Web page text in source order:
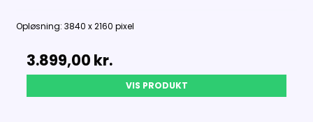
Opløsning: 3840 x 2160 pixel
3.899,00 kr.
VIS PRODUKT